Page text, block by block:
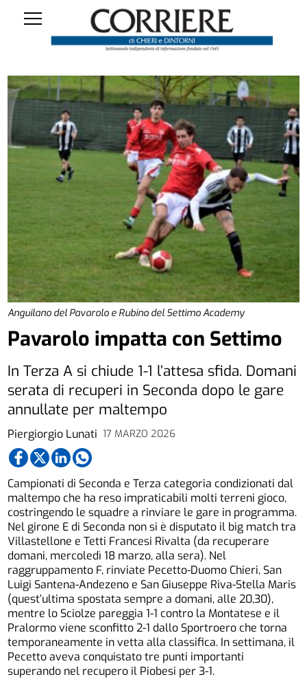
Anguilano del Pavarolo e Rubino del Settimo Academy
Piergiorgio Lunati 17 MARZO 2026
Pavarolo impatta con Settimo
In Terza A si chiude 1-1 l’attesa sfida. Domani
serata di recuperi in Seconda dopo le gare
annullate per maltempo
Campionati di Seconda e Terza categoria condizionati dal
maltempo che ha reso impraticabili molti terreni gioco,
costringendo le squadre a rinviare le gare in programma.
Nel girone E di Seconda non si è disputato il big match tra
Villastellone e Tetti Francesi Rivalta (da recuperare
domani, mercoledì 18 marzo, alla sera). Nel
raggruppamento F, rinviate Pecetto-Duomo Chieri, San
Luigi Santena-Andezeno e San Giuseppe Riva-Stella Maris
(quest’ultima spostata sempre a domani, alle 20,30),
mentre lo Sciolze pareggia 1-1 contro la Montatese e il
Pralormo viene sconfitto 2-1 dallo Sportroero che torna
temporaneamente in vetta alla classifica. In settimana, il
Pecetto aveva conquistato tre punti importanti
superando nel recupero il Piobesi per 3-1.